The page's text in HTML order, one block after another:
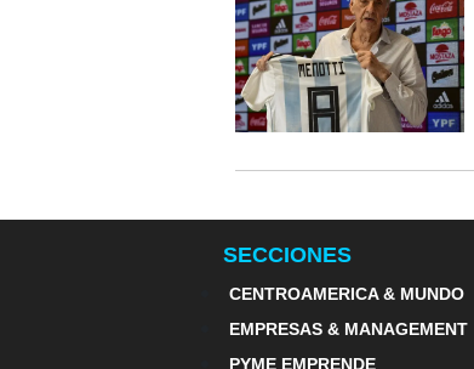
SECCIONES
CENTROAMERICA & MUNDO
EMPRESAS & MANAGEMENT
PYME EMPRENDE